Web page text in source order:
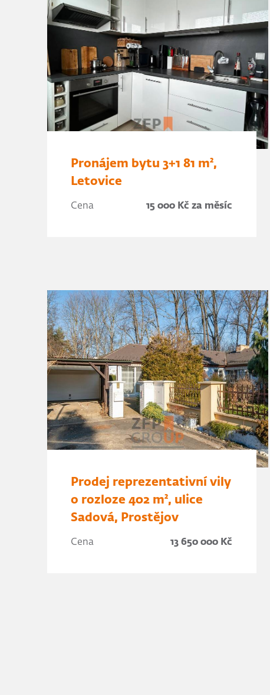
Pronájem bytu 3+1 81 m²,
Letovice
Cena 15 000 Kč za měsíc
Prodej reprezentativní vily
o rozloze 402 m², ulice
Sadová, Prostějov
Cena 13 650 000 Kč